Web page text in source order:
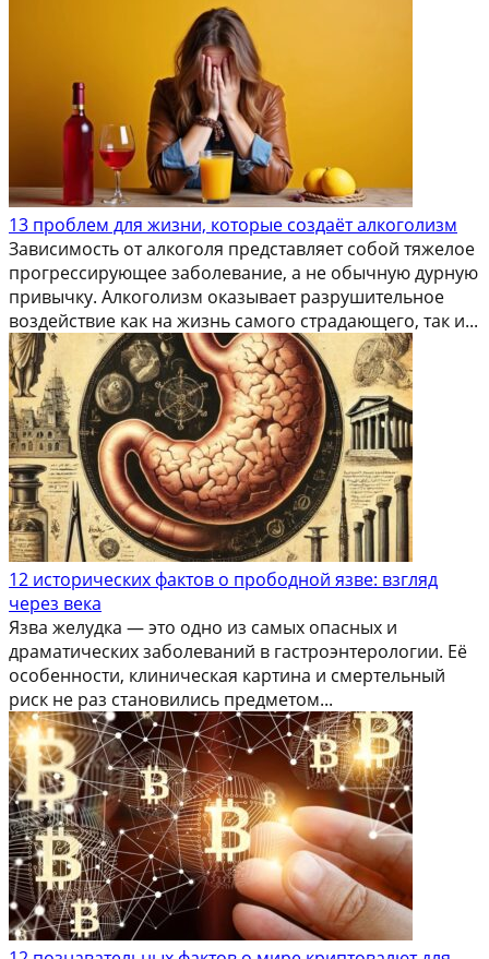
13 проблем для жизни, которые создаёт алкоголизм
Зависимость от алкоголя представляет собой тяжелое
прогрессирующее заболевание, а не обычную дурную
привычку. Алкоголизм оказывает разрушительное
воздействие как на жизнь самого страдающего, так и...
12 исторических фактов о прободной язве: взгляд
через века
Язва желудка — это одно из самых опасных и
драматических заболеваний в гастроэнтерологии. Её
особенности, клиническая картина и смертельный
риск не раз становились предметом...